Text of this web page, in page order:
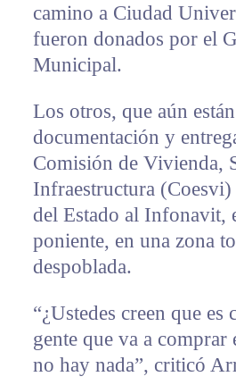
camino a Ciudad
fueron donados por el
Municipal.
Los otros, que aún
documentación y
Comisión de Vivienda,
Infraestructura
del Estado al Infonavit,
poniente, en una zona
despoblada.
“¿Ustedes creen que es
gente que va a comprar
no hay nada”, criticó